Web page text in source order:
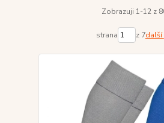
Zobrazuji 1-12 z
strana z 7další